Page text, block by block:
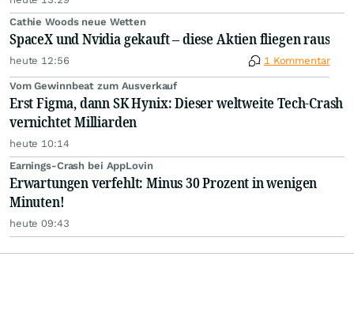
Cathie Woods neue Wetten
SpaceX und Nvidia gekauft – diese Aktien fliegen raus
heute 12:56 1 Kommentar
Vom Gewinnbeat zum Ausverkauf
Erst Figma, dann SK Hynix: Dieser weltweite Tech-Crash
vernichtet Milliarden
heute 10:14
Earnings-Crash bei AppLovin
Erwartungen verfehlt: Minus 30 Prozent in wenigen
Minuten!
heute 09:43